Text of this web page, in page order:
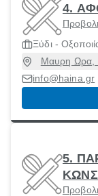
4.
Ξύδι -
Μαυρη Ωρα,
info@haina.gr
5.